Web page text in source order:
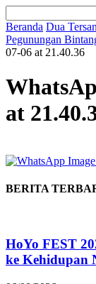
Beranda Dua
Pegunungan
07-06 at 21.40.36
at
BERITA
HoYo FEST
ke Kehidupan